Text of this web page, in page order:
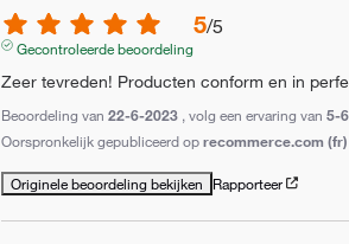
5/5
Gecontroleerde beoordeling
Zeer tevreden! Producten conform en in
Beoordeling van22-6-2023 , volg een ervaring van5-
Oorspronkelijk gepubliceerd oprecommerce.com (fr)
Originele beoordeling bekijken Rapporteer